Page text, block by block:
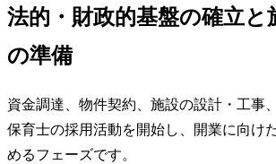
法的・財政的基盤の確立と
の準備
資金調達、物件契約、施設の設計・工事
保育士の採用活動を開始し、開業に向け
めるフェーズです。